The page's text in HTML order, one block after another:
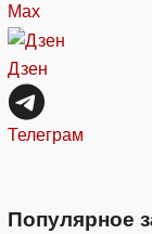
Max
Дзен
Телеграм
Популярное